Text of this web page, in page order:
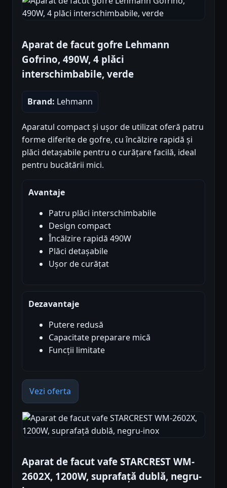
Aparat de facut gofre Lehmann
Gofrino, 490W, 4 plăci
interschimbabile, verde
Brand: Lehmann
Aparatul compact și ușor de utilizat oferă patru
forme diferite de gofre, cu încălzire rapidă și
plăci detașabile pentru o curățare facilă, ideal
pentru bucătării mici.
Avantaje
Patru plăci interschimbabile
Design compact
Încălzire rapidă 490W
Plăci detașabile
Ușor de curățat
Dezavantaje
Putere redusă
Capacitate preparare mică
Funcții limitate
Vezi oferta
Aparat de facut vafe STARCREST WM-
2602X, 1200W, suprafață dublă, negru-